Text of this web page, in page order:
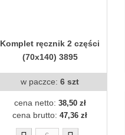
Komplet ręcznik 2 części
(70x140) 3895
w paczce: 6 szt
cena netto: 38,50 zł
cena brutto: 47,36 zł